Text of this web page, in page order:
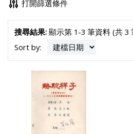
打開篩選條件
搜尋結果:顯示第 1-3 筆資料 (共 3
Sort by: